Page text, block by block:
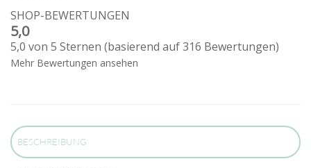
SHOP-BEWERTUNGEN
5,0
5,0 von 5 Sternen (basierend auf 316 Bewertungen)
Mehr Bewertungen ansehen
BESCHREIBUNG